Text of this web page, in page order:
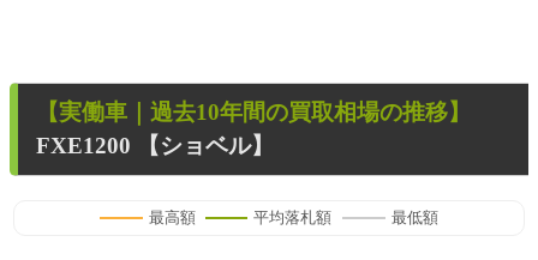
【実働車 ｜過去10年間の買取相場の推移】
FXE1200 【ショベル】
最高額 平均落札額 最低額